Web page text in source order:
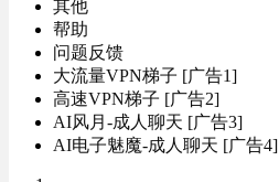
其他
帮助
问题反馈
大流量VPN梯子 [广告1]
高速VPN梯子 [广告2]
AI风月-成人聊天 [广告3]
AI电子魅魔-成人聊天 [广告4]